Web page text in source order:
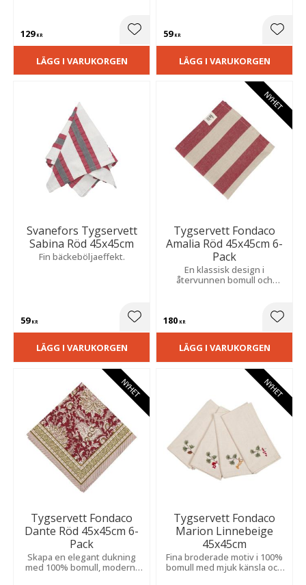
129KR Lägg till i favoriter
LÄGG I VARUKORGEN
59KR
LÄGG I VARUKORGEN
Svanefors Tygservett
Sabina Röd 45x45cm
Fin bäckeböljaeffekt.
59KR Lägg till i favoriter
LÄGG I VARUKORGEN
Tygservett Fondaco
Amalia Röd 45x45cm 6-
Pack
En klassisk design i
återvunnen bomull och
180 KR
NYHET
LÄGG I VARUKORGEN
Tygservett Fondaco
Dante Röd 45x45cm 6-
Pack
Skapa en elegant dukning
med 100% bomull, modernt
NYHET
Tygservett Fondaco
Marion Linnebeige
45x45cm
Fina broderade motiv i 100%
bomull med mjuk känsla och
NYHET